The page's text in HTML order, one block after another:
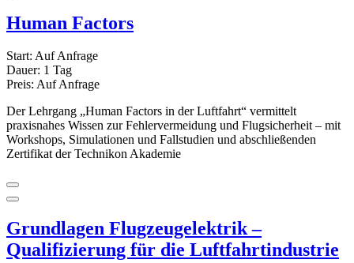
Human Factors
Start: Auf Anfrage
Dauer: 1 Tag
Preis: Auf Anfrage
Der Lehrgang „Human Factors in der Luftfahrt“ vermittelt
praxisnahes Wissen zur Fehlervermeidung und Flugsicherheit – mit
Workshops, Simulationen und Fallstudien und abschließenden
Zertifikat der Technikon Akademie
Grundlagen Flugzeugelektrik –
Qualifizierung für die Luftfahrtindustrie